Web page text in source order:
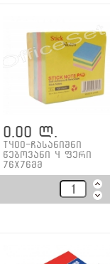
0.00 ლ.
T400-ჩასანიშნი
წებოვანი 4 ფერი
76X76მმ